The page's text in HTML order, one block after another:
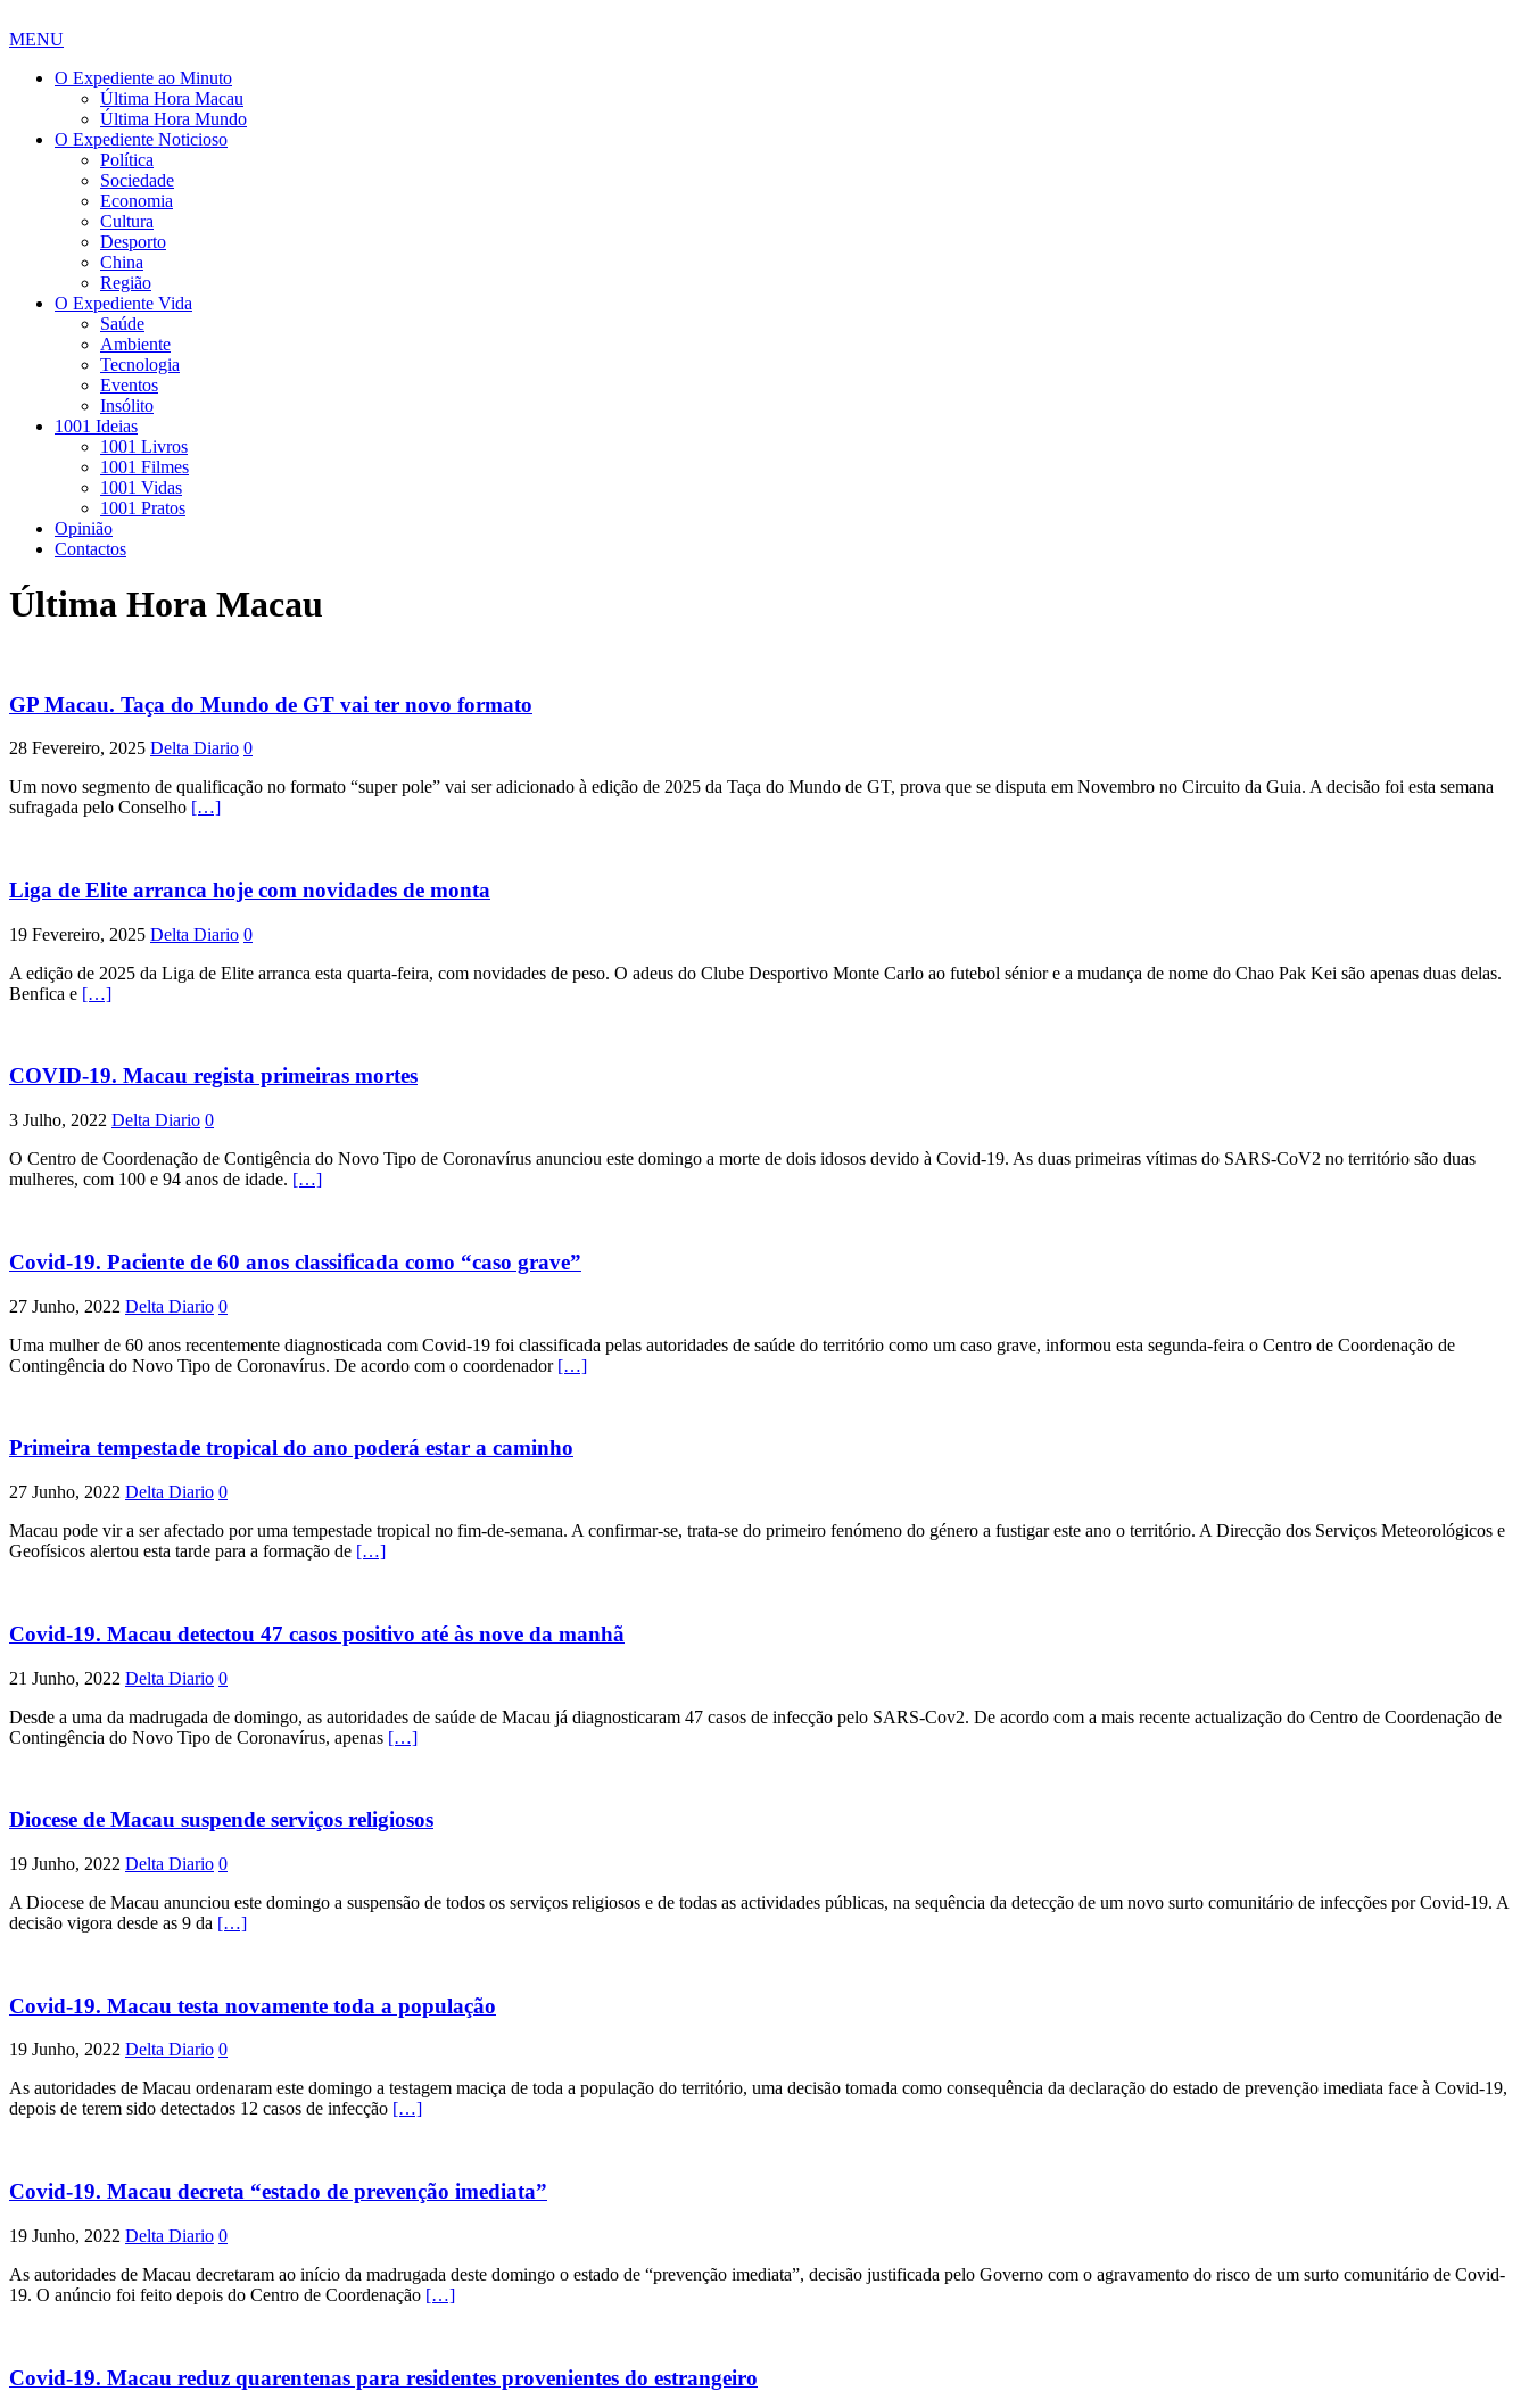
MENU
O Expediente ao Minuto
Última Hora Macau
Última Hora Mundo
O Expediente Noticioso
Política
Sociedade
Economia
Cultura
Desporto
China
Região
O Expediente Vida
Saúde
Ambiente
Tecnologia
Eventos
Insólito
1001 Ideias
1001 Livros
1001 Filmes
1001 Vidas
1001 Pratos
Opinião
Contactos
Última Hora Macau
GP Macau. Taça do Mundo de GT vai ter novo formato
28 Fevereiro, 2025 Delta Diario 0
Um novo segmento de qualificação no formato “super pole” vai ser adicionado à edição de 2025 da Taça do Mundo de GT, prova que se disputa em Novembro no Circuito da Guia. A decisão foi esta semana
sufragada pelo Conselho […]
Liga de Elite arranca hoje com novidades de monta
19 Fevereiro, 2025 Delta Diario 0
A edição de 2025 da Liga de Elite arranca esta quarta-feira, com novidades de peso. O adeus do Clube Desportivo Monte Carlo ao futebol sénior e a mudança de nome do Chao Pak Kei são apenas duas delas.
Benfica e […]
COVID-19. Macau regista primeiras mortes
3 Julho, 2022 Delta Diario 0
O Centro de Coordenação de Contigência do Novo Tipo de Coronavírus anunciou este domingo a morte de dois idosos devido à Covid-19. As duas primeiras vítimas do SARS-CoV2 no território são duas
mulheres, com 100 e 94 anos de idade. […]
Covid-19. Paciente de 60 anos classificada como “caso grave”
27 Junho, 2022 Delta Diario 0
Uma mulher de 60 anos recentemente diagnosticada com Covid-19 foi classificada pelas autoridades de saúde do território como um caso grave, informou esta segunda-feira o Centro de Coordenação de
Contingência do Novo Tipo de Coronavírus. De acordo com o coordenador […]
Primeira tempestade tropical do ano poderá estar a caminho
27 Junho, 2022 Delta Diario 0
Macau pode vir a ser afectado por uma tempestade tropical no fim-de-semana. A confirmar-se, trata-se do primeiro fenómeno do género a fustigar este ano o território. A Direcção dos Serviços Meteorológicos e
Geofísicos alertou esta tarde para a formação de […]
Covid-19. Macau detectou 47 casos positivo até às nove da manhã
21 Junho, 2022 Delta Diario 0
Desde a uma da madrugada de domingo, as autoridades de saúde de Macau já diagnosticaram 47 casos de infecção pelo SARS-Cov2. De acordo com a mais recente actualização do Centro de Coordenação de
Contingência do Novo Tipo de Coronavírus, apenas […]
Diocese de Macau suspende serviços religiosos
19 Junho, 2022 Delta Diario 0
A Diocese de Macau anunciou este domingo a suspensão de todos os serviços religiosos e de todas as actividades públicas, na sequência da detecção de um novo surto comunitário de infecções por Covid-19. A
decisão vigora desde as 9 da […]
Covid-19. Macau testa novamente toda a população
19 Junho, 2022 Delta Diario 0
As autoridades de Macau ordenaram este domingo a testagem maciça de toda a população do território, uma decisão tomada como consequência da declaração do estado de prevenção imediata face à Covid-19,
depois de terem sido detectados 12 casos de infecção […]
Covid-19. Macau decreta “estado de prevenção imediata”
19 Junho, 2022 Delta Diario 0
As autoridades de Macau decretaram ao início da madrugada deste domingo o estado de “prevenção imediata”, decisão justificada pelo Governo com o agravamento do risco de um surto comunitário de Covid-
19. O anúncio foi feito depois do Centro de Coordenação […]
Covid-19. Macau reduz quarentenas para residentes provenientes do estrangeiro